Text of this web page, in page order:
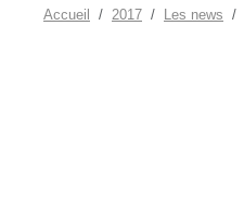
Accueil 2017 Les news